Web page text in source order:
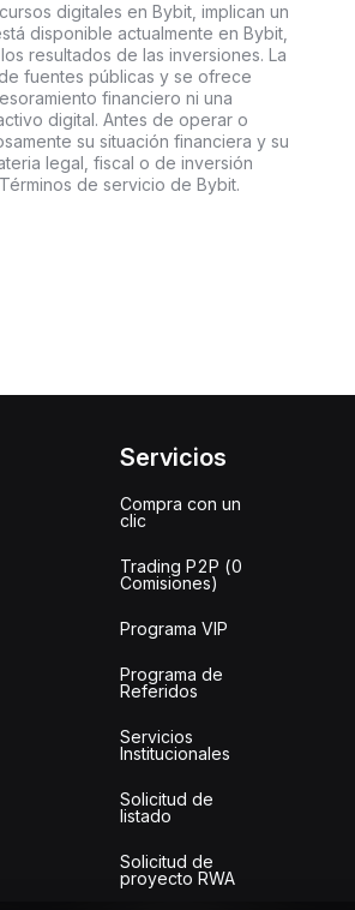
digitales en Bybit, implican un
disponible actualmente en Bybit,
resultados de las inversiones. La
fuentes públicas y se ofrece
financiero ni una
digital. Antes de operar o
su situación financiera y su
legal, fiscal o de inversión
de servicio de Bybit.
Servicios
Compra con un
clic
Trading P2P (0
Comisiones)
Programa VIP
Programa de
Referidos
Servicios
Institucionales
Solicitud de
listado
Solicitud de
proyecto RWA